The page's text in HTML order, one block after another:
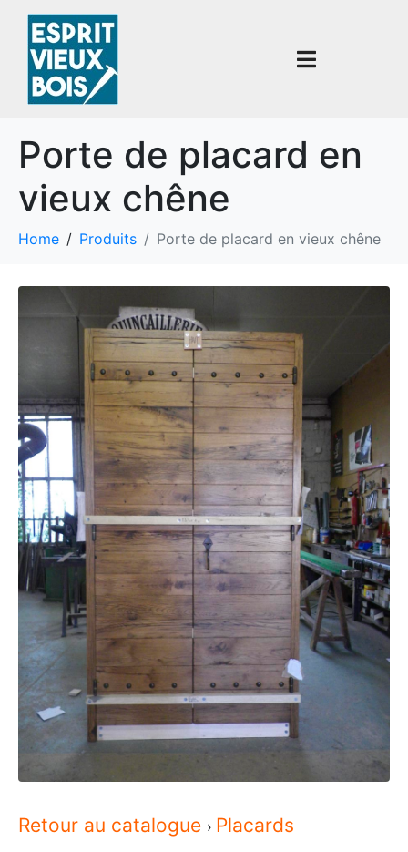
Porte de placard en
vieux chêne
Home Produits Porte de placard en vieux chêne
Retour au catalogue Placards